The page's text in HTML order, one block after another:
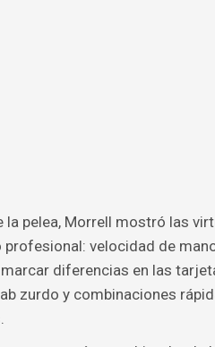
la pelea, Morrell mostró las
profesional: velocidad de
diferencias en las
zurdo y combinaciones